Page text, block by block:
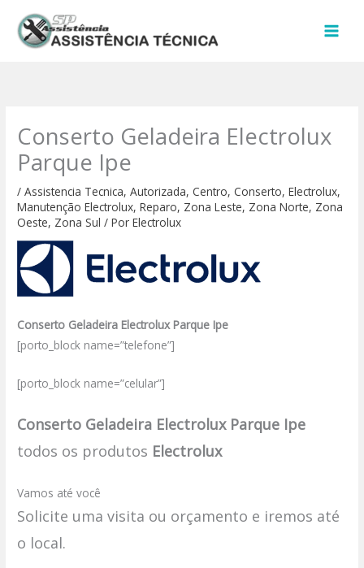
para
Conserto Geladeira Electrolux
Parque Ipe
/Assistencia Tecnica,Autorizada,Centro,Conserto,Electrolux,
Manutenção Electrolux,Reparo, Zona Leste, Zona Norte, Zona
Oeste, Zona Sul / PorElectrolux
Conserto Geladeira Electrolux Parque Ipe
[porto_block name=”telefone”]
[porto_block name=”celular”]
Conserto Geladeira Electrolux Parque Ipe
todos os produtos Electrolux
Vamos até você
Solicite uma visita ou orçamento e iremos até
o local.